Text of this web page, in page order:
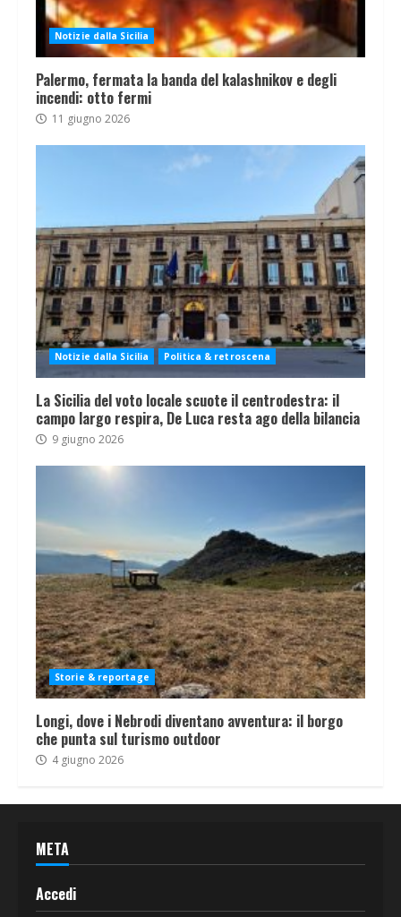
Notizie dalla Sicilia
Palermo, fermata la banda del kalashnikov e degli
incendi: otto fermi
11 giugno 2026
Notizie dalla Sicilia Politica & retroscena
La Sicilia del voto locale scuote il centrodestra: il
campo largo respira, De Luca resta ago della bilancia
9 giugno 2026
Storie & reportage
Longi, dove i Nebrodi diventano avventura: il borgo
che punta sul turismo outdoor
4 giugno 2026
META
Accedi